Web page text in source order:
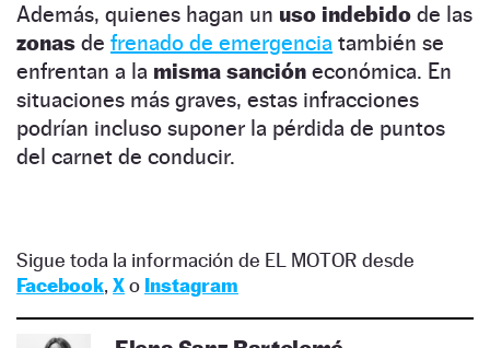
Además, quienes hagan un uso indebido de las
zonas de frenado de emergencia también se
enfrentan a la misma sanción económica. En
situaciones más graves, estas infracciones
podrían incluso suponer la pérdida de puntos
del carnet de conducir.
Sigue toda la información de EL MOTOR desde
Facebook, Xo Instagram